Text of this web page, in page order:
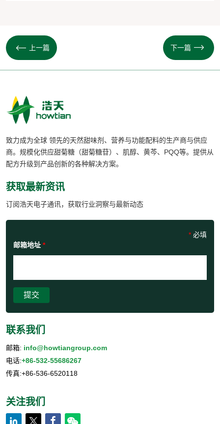
上一篇 下一篇
致力成为全球 领先的天然甜味剂、营养与功能配料的生产商与供应
商。规模化供应甜菊糖（甜菊糖苷）、肌醇、黄芩、PQQ等。提供从
配方升级到产品创新的各种解决方案。
获取最新资讯
订阅浩天电子通讯，获取行业洞察与最新动态
* 必填
邮箱地址 *
提交
联系我们
邮箱: info@howtiangroup.com
电话:+86-532-55686267
传真:+86-536-6520118
关注我们